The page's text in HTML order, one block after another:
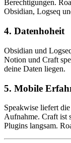
Berechtigungen.
Obsidian, Logseq
4. Datenhoheit
Obsidian und
Notion und Craft
deine Daten liegen.
5. Mobile
Speakwise liefert
Aufnahme. Craft ist
Plugins langsam.